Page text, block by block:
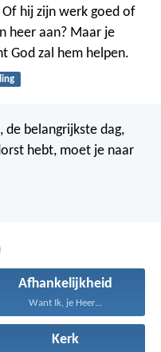
hij zijn werk goed of
heer aan? Maar je
God zal hem helpen.
de belangrijkste dag,
hebt, moet je naar
Afhankelijkheid
Want Ik, je Heer...
Kerk